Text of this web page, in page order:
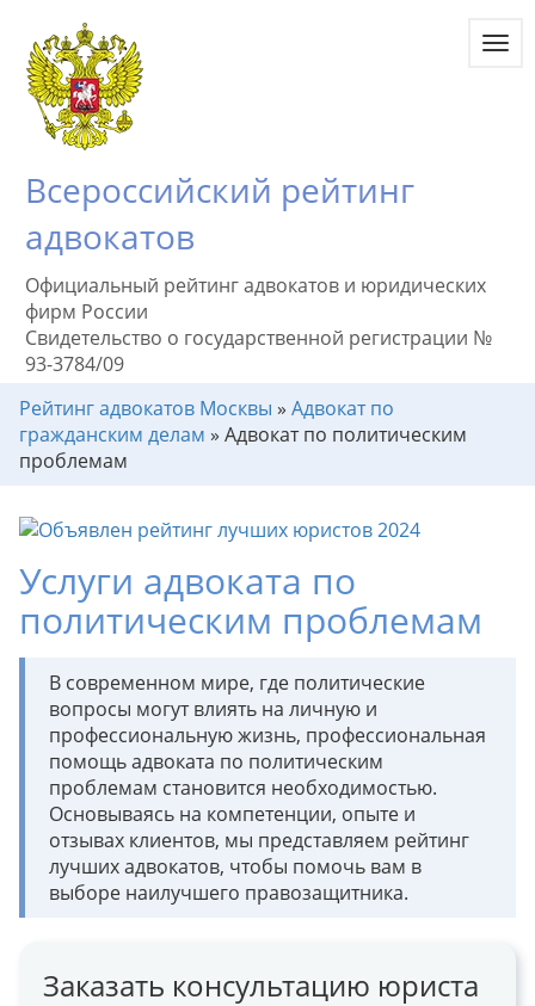
Всероссийский рейтинг
адвокатов
Официальный рейтинг адвокатов и юридических
фирм России
Свидетельство о государственной регистрации №
93-3784/09
Рейтинг адвокатов Москвы » Адвокат по
гражданским делам » Адвокат по политическим
проблемам
Услуги адвоката по
политическим проблемам
В современном мире, где политические
вопросы могут влиять на личную и
профессиональную жизнь, профессиональная
помощь адвоката по политическим
проблемам становится необходимостью.
Основываясь на компетенции, опыте и
отзывах клиентов, мы представляем рейтинг
лучших адвокатов, чтобы помочь вам в
выборе наилучшего правозащитника.
Заказать консультацию юриста